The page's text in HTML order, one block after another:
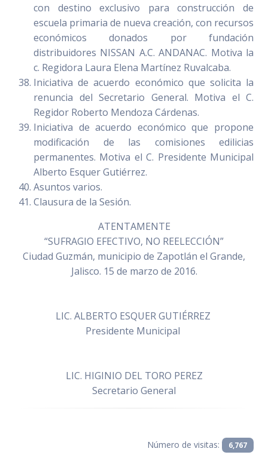
con destino exclusivo para construcción de
escuela primaria de nueva creación, con recursos
económicos donados por fundación
distribuidores NISSAN A.C. ANDANAC. Motiva la
c. Regidora Laura Elena Martínez Ruvalcaba.
Iniciativa de acuerdo económico que solicita la
renuncia del Secretario General. Motiva el C.
Regidor Roberto Mendoza Cárdenas.
Iniciativa de acuerdo económico que propone
modificación de las comisiones edilicias
permanentes. Motiva el C. Presidente Municipal
Alberto Esquer Gutiérrez.
Asuntos varios.
Clausura de la Sesión.
ATENTAMENTE
“SUFRAGIO EFECTIVO, NO REELECCIÓN”
Ciudad Guzmán, municipio de Zapotlán el Grande,
Jalisco. 15 de marzo de 2016.
LIC. ALBERTO ESQUER GUTIÉRREZ
Presidente Municipal
LIC. HIGINIO DEL TORO PEREZ
Secretario General
Número de visitas: 6,767